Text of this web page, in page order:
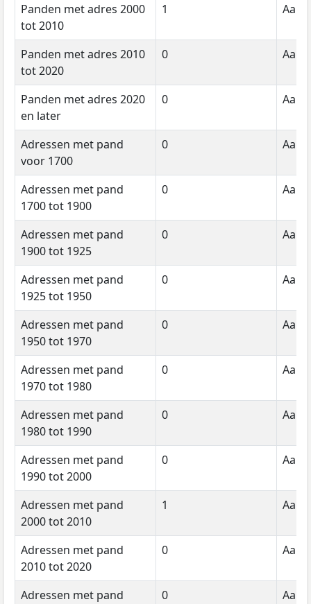
Panden met adres 2000
tot 2010
1
Panden met adres 2010
tot 2020
0
Panden met adres 2020
en later
0
Adressen met pand
voor 1700
0
Adressen met pand
1700 tot 1900
0
Adressen met pand
1900 tot 1925
0
Adressen met pand
1925 tot 1950
0
Adressen met pand
1950 tot 1970
0
Adressen met pand
1970 tot 1980
0
Adressen met pand
1980 tot 1990
0
Adressen met pand
1990 tot 2000
0
Adressen met pand
2000 tot 2010
1
Adressen met pand
2010 tot 2020
0
Adressen met pand
0